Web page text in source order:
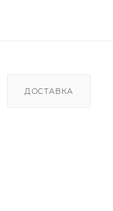
ДОСТАВКА